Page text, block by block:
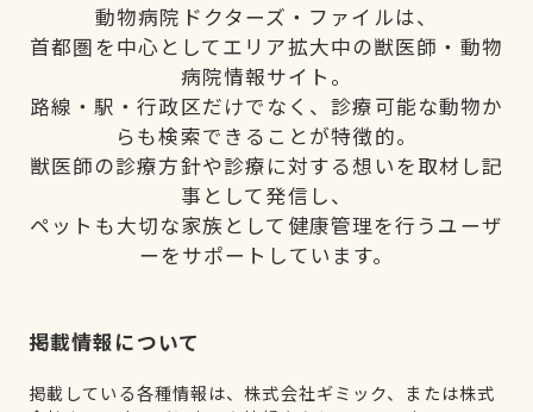
動物病院ドクターズ・ファイルは、
首都圏を中心としてエリア拡大中の獣医師・動物
病院情報サイト。
路線・駅・行政区だけでなく、診療可能な動物か
らも検索できることが特徴的。
獣医師の診療方針や診療に対する想いを取材し記
事として発信し、
ペットも大切な家族として健康管理を行うユーザ
ーをサポートしています。
掲載情報について
掲載している各種情報は、株式会社ギミック、または株式